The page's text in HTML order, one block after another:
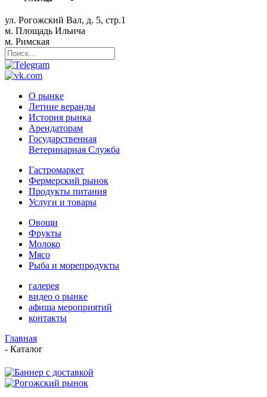
ул. Рогожский Вал, д. 5, стр.1
м. Площадь Ильича
м. Римская
О рынке
Летние веранды
История рынка
Арендаторам
Государственная
Ветеринарная Служба
Гастромаркет
Фермерский рынок
Продукты питания
Услуги и товары
Овощи
Фрукты
Молоко
Мясо
Рыба и морепродукты
галерея
видео о рынке
афиша мероприятий
контакты
Главная
- Каталог